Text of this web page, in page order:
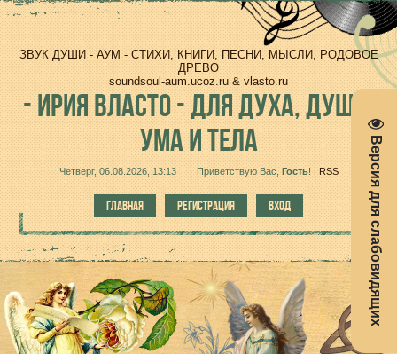
Версия для слабовидящих
ЗВУК ДУШИ - АУМ - СТИХИ, КНИГИ, ПЕСНИ, МЫСЛИ, РОДОВОЕ
ДРЕВО
soundsoul-aum.ucoz.ru & vlasto.ru
-ИРИЯ ВЛАСТО - ДЛЯ ДУХА, ДУШИ,
УМА И ТЕЛА
Четверг, 06.08.2026, 13:13 Приветствую Вас, Гость! | RSS
ГЛАВНАЯ РЕГИСТРАЦИЯ ВХОД